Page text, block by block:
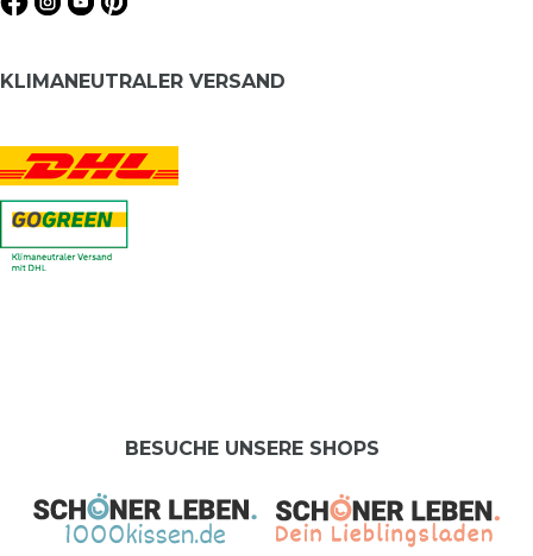
KLIMANEUTRALER VERSAND
BESUCHE UNSERE SHOPS